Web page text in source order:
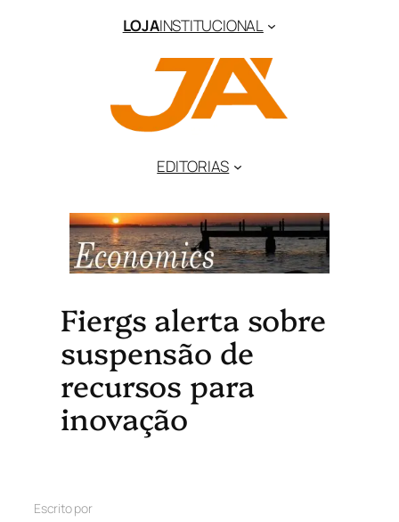
LOJAINSTITUCIONAL
EDITORIAS
Fiergs alerta sobre
suspensão de
recursos para
inovação
Escrito por